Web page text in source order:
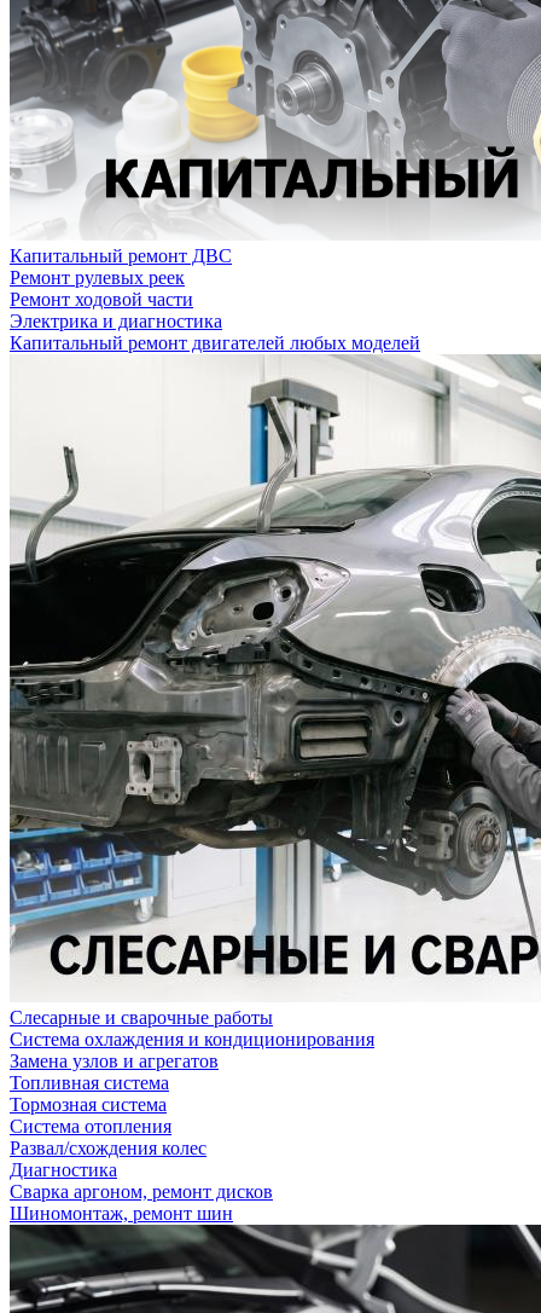
Капитальный ремонт ДВС
Ремонт рулевых реек
Ремонт ходовой части
Электрика и диагностика
Капитальный ремонт двигателей любых моделей
Слесарные и сварочные работы
Система охлаждения и кондиционирования
Замена узлов и агрегатов
Топливная система
Тормозная система
Система отопления
Развал/схождения колес
Диагностика
Сварка аргоном, ремонт дисков
Шиномонтаж, ремонт шин